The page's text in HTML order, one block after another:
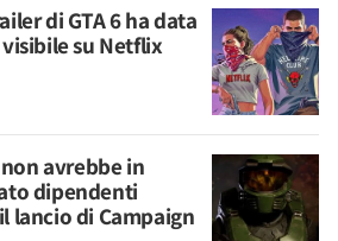
di GTA 6 ha data
su Netflix
avrebbe in
dipendenti
lancio di Campaign